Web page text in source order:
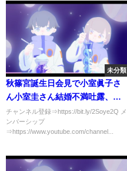
未分類
秋篠宮誕生日会見で小室眞子さ
ん小室圭さん結婚不満吐露、小
室圭に不信感？じゃあ何で結婚
許可したと突っ込み殺到【カッ
パえんちょー】
チャンネル登録⇒https://bit.ly/2Soye2Q メ
ンバーシップ
⇒https://www.youtube.com/channel...